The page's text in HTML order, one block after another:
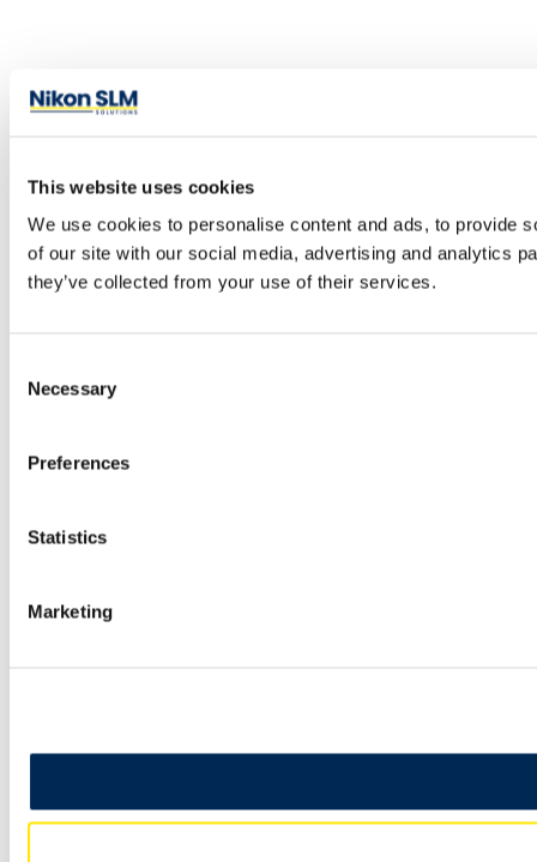
This website uses cookies
We use cookies to personalise content and ads, to provide
of our site with our social media, advertising and analytics
they’ve collected from your use of their services.
Selection
Necessary
Preferences
Statistics
Marketing